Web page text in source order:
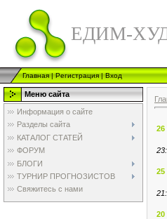
ЕДИМ-
Главная|Регистрация|Вход
Меню сайта
Информация о сайте
Разделы сайта
КАТАЛОГ СТАТЕЙ
ФОРУМ
БЛОГИ
ТУРНИР ПРОГНОЗИСТОВ
Свяжитесь с нами
26
25
20